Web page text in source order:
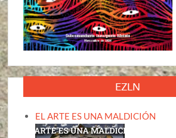
EZLN
EL ARTE ES UNA MALDICIÓN